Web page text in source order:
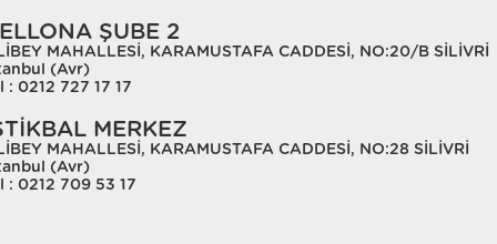
ŞUBE 2
MAHALLESİ, KARAMUSTAFA CADDESİ, NO:20/B SİLİVRİ
(Avr)
: 0212 727 17 17
MERKEZ
MAHALLESİ, KARAMUSTAFA CADDESİ, NO:28 SİLİVRİ
(Avr)
: 0212 709 53 17